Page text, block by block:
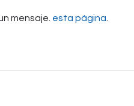
mensaje. esta página